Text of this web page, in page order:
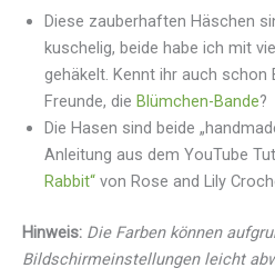
Diese zauberhaften Häschen
kuschelig, beide habe ich mit
gehäkelt. Kennt ihr auch schon
Freunde, die Blümchen-Bande?
Die Hasen sind beide
Anleitung aus dem YouTube
Rabbit“ von Rose and Lily
Hinweis: Die Farben können
Bildschirmeinstellungen leicht